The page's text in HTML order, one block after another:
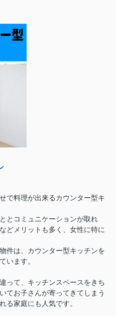
で料理が出来るカウンター型キ
とコミュニケーションが取れ
どメリットも多く、女性に特に
件は、カウンター型キッチンを
います。
って、キッチンスペースをきち
てお子さんが寄ってきてしまう
る家庭にも人気です。